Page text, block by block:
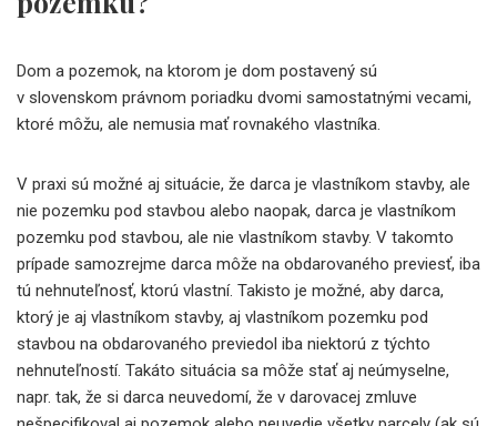
Dom a pozemok, na ktorom je dom postavený sú
v slovenskom právnom poriadku dvomi samostatnými vecami,
ktoré môžu, ale nemusia mať rovnakého vlastníka.
V praxi sú možné aj situácie, že darca je vlastníkom stavby, ale
nie pozemku pod stavbou alebo naopak, darca je vlastníkom
pozemku pod stavbou, ale nie vlastníkom stavby. V takomto
prípade samozrejme darca môže na obdarovaného previesť, iba
tú nehnuteľnosť, ktorú vlastní. Takisto je možné, aby darca,
ktorý je aj vlastníkom stavby, aj vlastníkom pozemku pod
stavbou na obdarovaného previedol iba niektorú z týchto
nehnuteľností. Takáto situácia sa môže stať aj neúmyselne,
napr. tak, že si darca neuvedomí, že v darovacej zmluve